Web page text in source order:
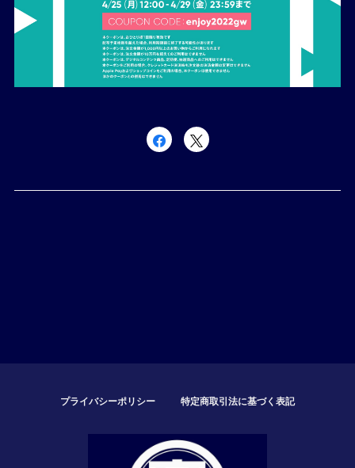
プライバシーポリシー 特定商取引法に基づく表記